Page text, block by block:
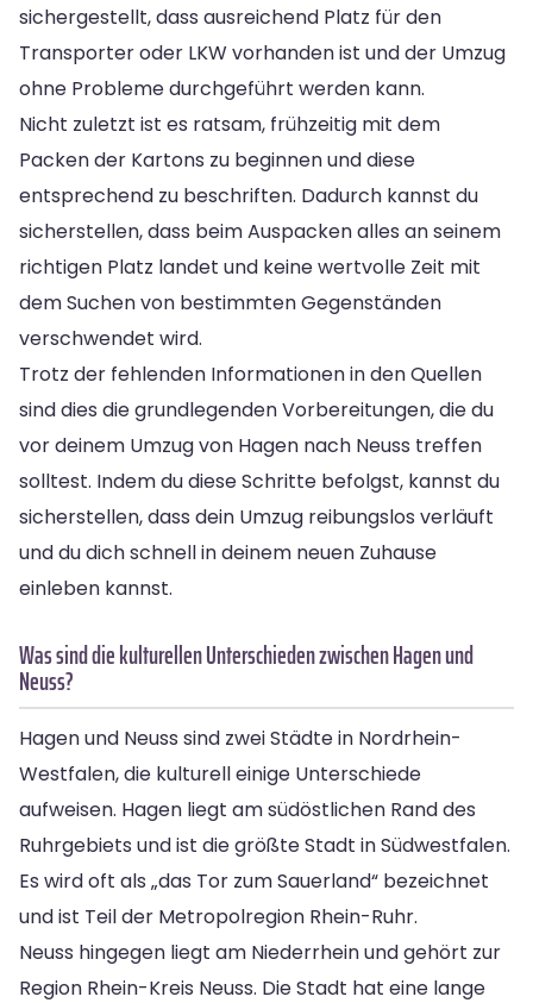
sichergestellt, dass ausreichend Platz für den
Transporter oder LKW vorhanden ist und der Umzug
ohne Probleme durchgeführt werden kann.
Nicht zuletzt ist es ratsam, frühzeitig mit dem
Packen der Kartons zu beginnen und diese
entsprechend zu beschriften. Dadurch kannst du
sicherstellen, dass beim Auspacken alles an seinem
richtigen Platz landet und keine wertvolle Zeit mit
dem Suchen von bestimmten Gegenständen
verschwendet wird.
Trotz der fehlenden Informationen in den Quellen
sind dies die grundlegenden Vorbereitungen, die du
vor deinem Umzug von Hagen nach Neuss treffen
solltest. Indem du diese Schritte befolgst, kannst du
sicherstellen, dass dein Umzug reibungslos verläuft
und du dich schnell in deinem neuen Zuhause
einleben kannst.
Was sind die kulturellen Unterschieden zwischen Hagen und
Neuss?
Hagen und Neuss sind zwei Städte in Nordrhein-
Westfalen, die kulturell einige Unterschiede
aufweisen. Hagen liegt am südöstlichen Rand des
Ruhrgebiets und ist die größte Stadt in Südwestfalen.
Es wird oft als „das Tor zum Sauerland“ bezeichnet
und ist Teil der Metropolregion Rhein-Ruhr.
Neuss hingegen liegt am Niederrhein und gehört zur
Region Rhein-Kreis Neuss. Die Stadt hat eine lange